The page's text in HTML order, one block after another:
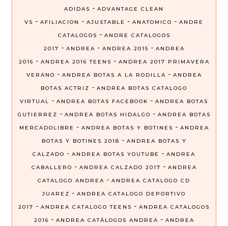
ADIDAS - ADVANTAGE CLEAN
VS - AFILIACION - AJUSTABLE - ANATOMICO - ANDRE
CATALOGOS - ANDRE CATALOGOS
2017 - ANDREA - ANDREA 2015 - ANDREA
2016 - ANDREA 2016 TEENS - ANDREA 2017 PRIMAVERA
VERANO - ANDREA BOTAS A LA RODILLA - ANDREA
BOTAS ACTRIZ - ANDREA BOTAS CATALOGO
VIRTUAL
- ANDREA BOTAS FACEBOOK - ANDREA BOTAS
GUTIERREZ - ANDREA BOTAS HIDALGO - ANDREA BOTAS
MERCADOLIBRE
- ANDREA BOTAS Y BOTINES - ANDREA
BOTAS Y BOTINES 2018 - ANDREA BOTAS Y
CALZADO - ANDREA BOTAS YOUTUBE - ANDREA
CABALLERO - ANDREA CALZADO 2017 - ANDREA
CATALOGO ANDREA - ANDREA CATALOGO CD
JUAREZ - ANDREA CATALOGO DEPORTIVO
2017 - ANDREA CATALOGO TEENS - ANDREA CATALOGOS
2016 - ANDREA CATÁLOGOS ANDREA - ANDREA